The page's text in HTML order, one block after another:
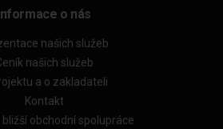
Informace o nás
našich služeb
našich služeb
a o zakladateli
Kontakt
obchodní spolupráce